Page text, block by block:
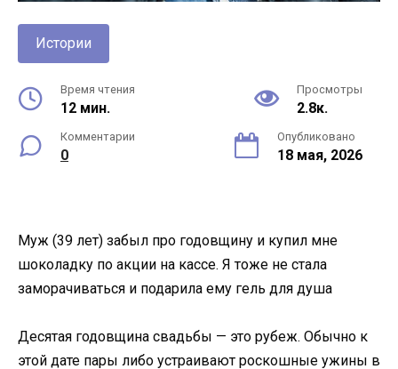
Истории
Время чтения
12 мин.
Просмотры
2.8к.
Комментарии
0
Опубликовано
18 мая, 2026
Муж (39 лет) забыл про годовщину и купил мне
шоколадку по акции на кассе. Я тоже не стала
заморачиваться и подарила ему гель для душа
Десятая годовщина свадьбы — это рубеж. Обычно к
этой дате пары либо устраивают роскошные ужины в